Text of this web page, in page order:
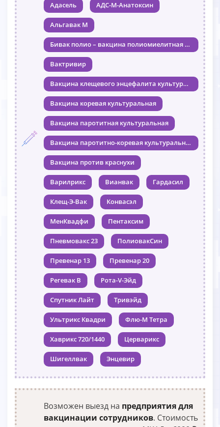
Адасель АДС-М-Анатоксин
Альгавак М
Бивак полио – вакцина полиомиелитная пероральная
Вактривир
Вакцина клещевого энцефалита культуральная
Вакцина коревая культуральная
Вакцина паротитная культуральная
Вакцина паротитно-коревая культуральная
Вакцина против краснухи
Варилрикс Вианвак Гардасил
Клещ-Э-Вак Конвасэл
МенКвадфи Пентаксим
Пневмовакс 23 ПолиовакСин
Превенар 13 Превенар 20
Регевак В Рота-V-Эйд
Спутник Лайт Тривэйд
Ультрикс Квадри Флю-М Тетра
Хаврикс 720/1440 Церварикс
Шигеллвак Энцевир
Возможен выезд на предприятия для
вакцинации сотрудников. Стоимость